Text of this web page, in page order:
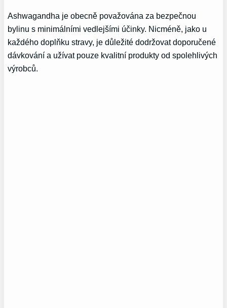
Ashwagandha je obecně považována za bezpečnou
bylinu s minimálními vedlejšími účinky. Nicméně, jako u
každého doplňku stravy, je důležité dodržovat doporučené
dávkování a užívat pouze kvalitní produkty od spolehlivých
výrobců.